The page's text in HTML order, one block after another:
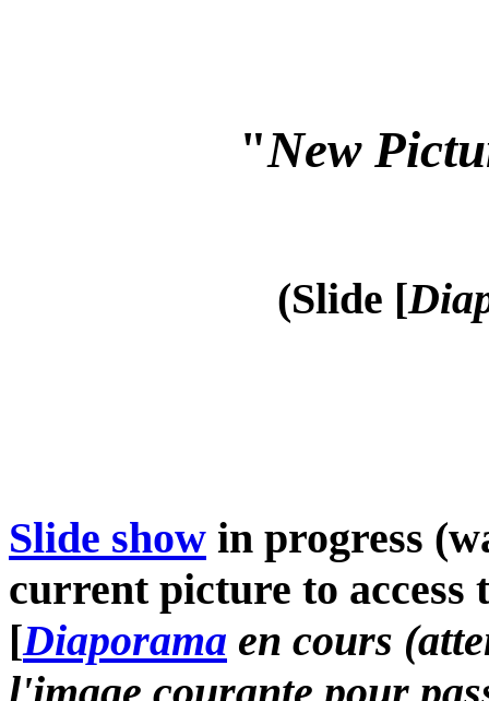
"New
(Slide [
Slide show in progress
current picture to access
[Diaporama en cours